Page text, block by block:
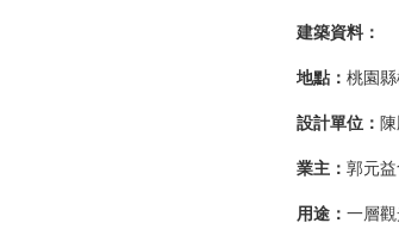
建築資料：
地點： 桃園
設計單位：
業主： 郭元
用途： 一層